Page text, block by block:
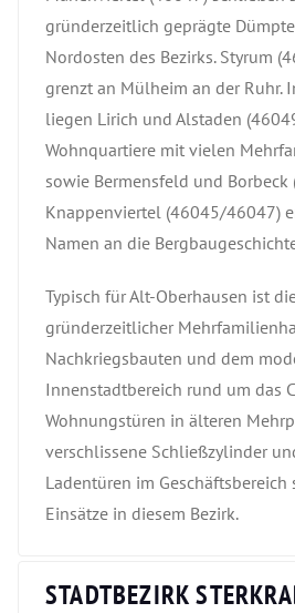
gründerzeitlich geprägte
Nordosten des Bezirks. Styrum
grenzt an Mülheim an der Ruhr.
liegen Lirich und Alstaden
Wohnquartiere mit vielen
sowie Bermensfeld und Borbeck
Knappenviertel (46045/46047)
Namen an die
Typisch für Alt-Oberhausen ist
gründerzeitlicher
Nachkriegsbauten und dem
Innenstadtbereich rund um das
Wohnungstüren in älteren
verschlissene Schließzylinder
Ladentüren im
Einsätze in diesem Bezirk.
STADTBEZIRK